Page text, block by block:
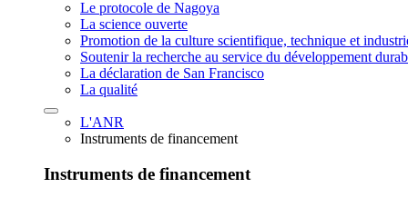
Le protocole de Nagoya
La science ouverte
Promotion de la culture scientifique, technique et
Soutenir la recherche au service du développement
La déclaration de San Francisco
La qualité
L'ANR
Instruments de financement
Instruments de financement